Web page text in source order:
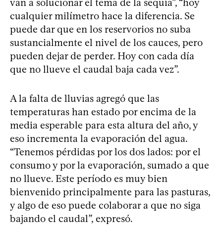
cualquier milímetro hace la diferencia. Se
puede dar que en los reservorios no suba
sustancialmente el nivel de los cauces, pero
pueden dejar de perder. Hoy con cada día
que no llueve el caudal baja cada vez”.
A la falta de lluvias agregó que las
temperaturas han estado por encima de la
media esperable para esta altura del año, y
eso incrementa la evaporación del agua.
“Tenemos pérdidas por los dos lados: por el
consumo y por la evaporación, sumado a que
no llueve. Este período es muy bien
bienvenido principalmente para las pasturas,
y algo de eso puede colaborar a que no siga
bajando el caudal”, expresó.